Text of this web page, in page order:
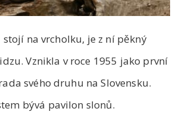
stojí na vrcholku, je z ní pěkný
Vznikla v roce 1955 jako první
svého druhu na Slovensku.
bývá pavilon slonů.